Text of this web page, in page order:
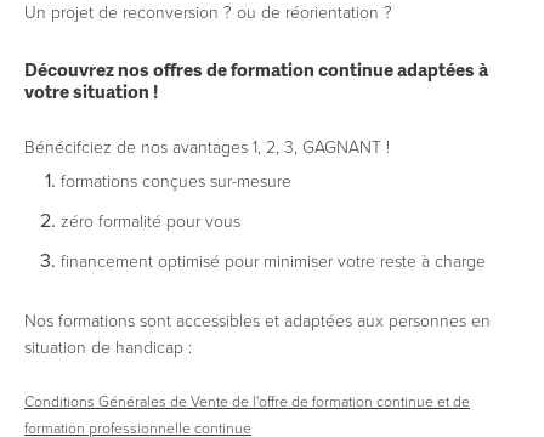
Un projet de reconversion ? ou de réorientation ?
Découvrez nos offres de formation continue adaptées à
votre situation !
Bénécifciez de nos avantages 1, 2, 3, GAGNANT !
formations conçues sur-mesure
​zéro formalité pour vous
financement optimisé pour minimiser votre reste à charge
Nos formations sont accessibles et adaptées aux personnes en
situation de handicap :
Conditions Générales de Vente de l'offre de formation continue et de
formation professionnelle continue